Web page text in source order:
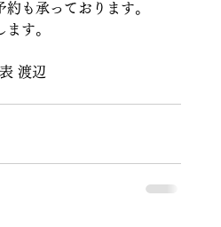
も承っております。
ます。
渡辺